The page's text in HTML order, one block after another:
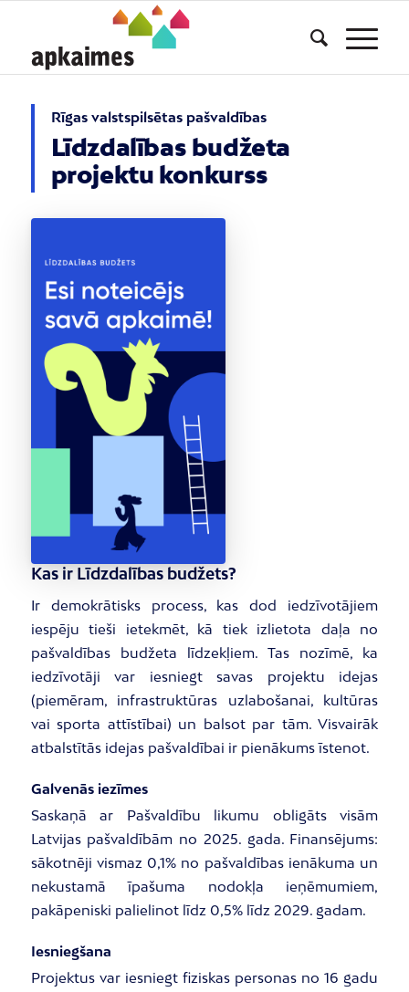
Rīgas valstspilsētas pašvaldības
Līdzdalības budžeta
projektu konkurss
Kas ir Līdzdalības budžets?
Ir demokrātisks process, kas dod iedzīvotājiem
iespēju tieši ietekmēt, kā tiek izlietota daļa no
pašvaldības budžeta līdzekļiem. Tas nozīmē, ka
iedzīvotāji var iesniegt savas projektu idejas
(piemēram, infrastruktūras uzlabošanai, kultūras
vai sporta attīstībai) un balsot par tām. Visvairāk
atbalstītās idejas pašvaldībai ir pienākums īstenot.
Galvenās iezīmes
Saskaņā ar Pašvaldību likumu obligāts visām
Latvijas pašvaldībām no 2025. gada. Finansējums:
sākotnēji vismaz 0,1% no pašvaldības ienākuma un
nekustamā īpašuma nodokļa ieņēmumiem,
pakāpeniski palielinot līdz 0,5% līdz 2029. gadam.
Iesniegšana
Projektus var iesniegt fiziskas personas no 16 gadu